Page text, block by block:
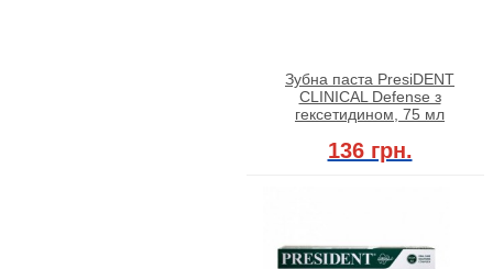
Зубна паста PresiDENT
CLINICAL Defense з
гексетидином, 75 мл
136 грн.